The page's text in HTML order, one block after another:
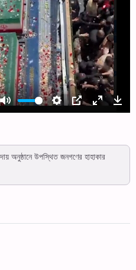
Mute Settings
PIP Enter
অনুষ্ঠানে উপস্থিত জনগণের হাহাকার